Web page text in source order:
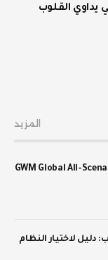
يداوي القلوب
المزيد
GWM Global All-
دليل لاختيار النظام